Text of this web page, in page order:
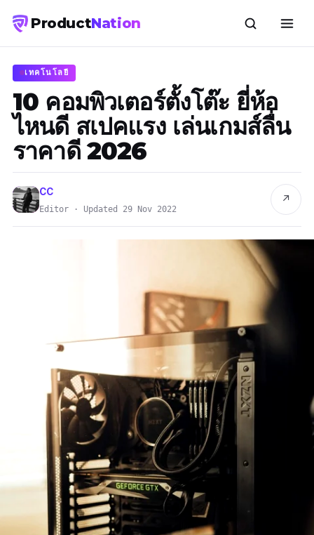
ProductNation
เทคโนโลยี
10 คอมพิวเตอร์ตั้งโต๊ะ ยี่ห้อ
ไหนดี สเปคแรง เล่นเกมส์ลื่น
ราคาดี 2026
CC
Editor · Updated 29 Nov 2022
↗